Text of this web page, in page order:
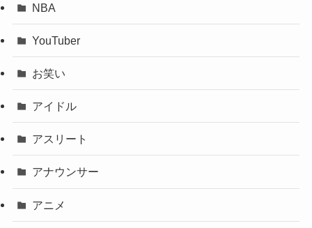
NBA
YouTuber
お笑い
アイドル
アスリート
アナウンサー
アニメ